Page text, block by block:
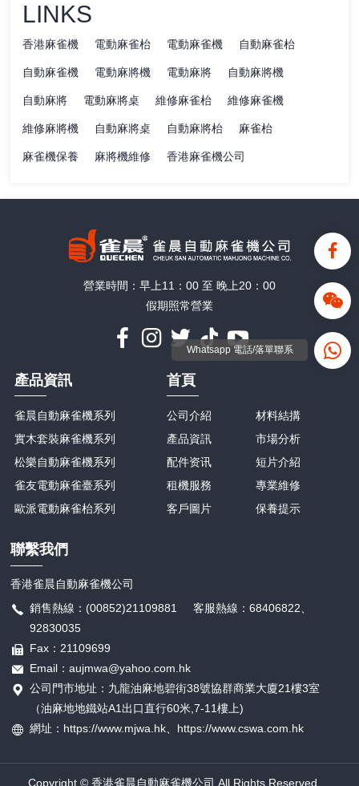
LINKS
香港麻雀機 電動麻雀枱 電動麻雀機 自動麻雀枱
自動麻雀機 電動麻將機 電動麻將 自動麻將機
自動麻將 電動麻將桌 維修麻雀枱 維修麻雀機
維修麻將機 自動麻將桌 自動麻將枱 麻雀枱
麻雀機保養 麻將機維修 香港麻雀機公司
營業時間：早上11：00 至 晚上20：00
假期照常營業
產品資訊
雀晨自動麻雀機系列
實木套裝麻雀機系列
松樂自動麻雀機系列
雀友電動麻雀臺系列
歐派電動麻雀枱系列
首頁
公司介紹
產品資訊
配件资讯
租機服務
客戶圖片
材料結搆
市場分析
短片介紹
專業維修
保養提示
聯繫我們
香港雀晨自動麻雀機公司
銷售熱線：(00852)21109881 客服熱線：68406822、
92830035
Fax：21109699
Email：aujmwa@yahoo.com.hk
公司門市地址：九龍油麻地碧街38號協群商業大廈21樓3室
（油麻地地鐵站A1出口直行60米,7-11樓上)
網址：https://www.mjwa.hk、 https://www.cswa.com.hk
Copyright © 香港雀晨自動麻雀機公司 All Rights Reserved.
Whatsapp 電話/落單聯系